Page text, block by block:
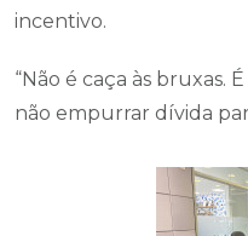
incentivo.
“Não é caça às bruxas.
não empurrar dívida